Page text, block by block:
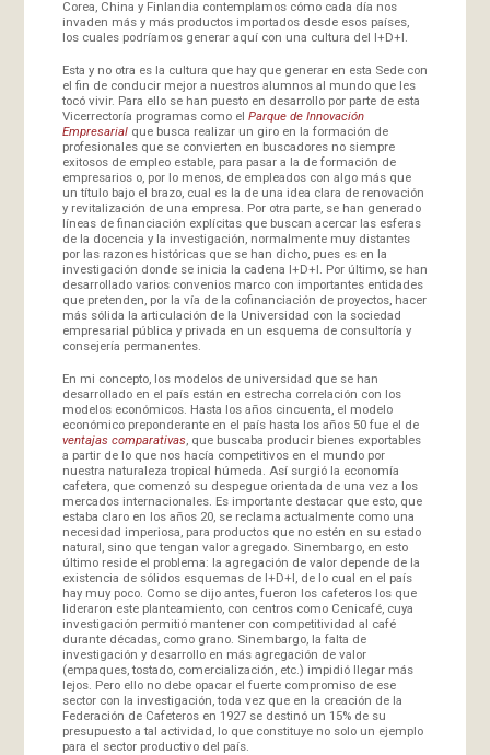
Corea, China y Finlandia contemplamos cómo cada día nos
invaden más y más productos importados desde esos países,
los cuales podríamos generar aquí con una cultura del I+D+I.
Esta y no otra es la cultura que hay que generar en esta Sede con
el fin de conducir mejor a nuestros alumnos al mundo que les
tocó vivir. Para ello se han puesto en desarrollo por parte de esta
Vicerrectoría programas como el Parque de Innovación
Empresarial que busca realizar un giro en la formación de
profesionales que se convierten en buscadores no siempre
exitosos de empleo estable, para pasar a la de formación de
empresarios o, por lo menos, de empleados con algo más que
un título bajo el brazo, cual es la de una idea clara de renovación
y revitalización de una empresa. Por otra parte, se han generado
líneas de financiación explícitas que buscan acercar las esferas
de la docencia y la investigación, normalmente muy distantes
por las razones históricas que se han dicho, pues es en la
investigación donde se inicia la cadena I+D+I. Por último, se han
desarrollado varios convenios marco con importantes entidades
que pretenden, por la vía de la cofinanciación de proyectos, hacer
más sólida la articulación de la Universidad con la sociedad
empresarial pública y privada en un esquema de consultoría y
consejería permanentes.
En mi concepto, los modelos de universidad que se han
desarrollado en el país están en estrecha correlación con los
modelos económicos. Hasta los años cincuenta, el modelo
económico preponderante en el país hasta los años 50 fue el de
ventajas comparativas, que buscaba producir bienes exportables
a partir de lo que nos hacía competitivos en el mundo por
nuestra naturaleza tropical húmeda. Así surgió la economía
cafetera, que comenzó su despegue orientada de una vez a los
mercados internacionales. Es importante destacar que esto, que
estaba claro en los años 20, se reclama actualmente como una
necesidad imperiosa, para productos que no estén en su estado
natural, sino que tengan valor agregado. Sinembargo, en esto
último reside el problema: la agregación de valor depende de la
existencia de sólidos esquemas de I+D+I, de lo cual en el país
hay muy poco. Como se dijo antes, fueron los cafeteros los que
lideraron este planteamiento, con centros como Cenicafé, cuya
investigación permitió mantener con competitividad al café
durante décadas, como grano. Sinembargo, la falta de
investigación y desarrollo en más agregación de valor
(empaques, tostado, comercialización, etc.) impidió llegar más
lejos. Pero ello no debe opacar el fuerte compromiso de ese
sector con la investigación, toda vez que en la creación de la
Federación de Cafeteros en 1927 se destinó un 15% de su
presupuesto a tal actividad, lo que constituye no solo un ejemplo
para el sector productivo del país.